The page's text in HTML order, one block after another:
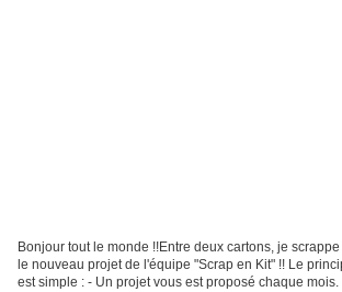
Bonjour tout le monde !!Entre deux cartons, je
le nouveau projet de l'équipe "Scrap en Kit" !! Le
est simple : - Un projet vous est proposé chaque